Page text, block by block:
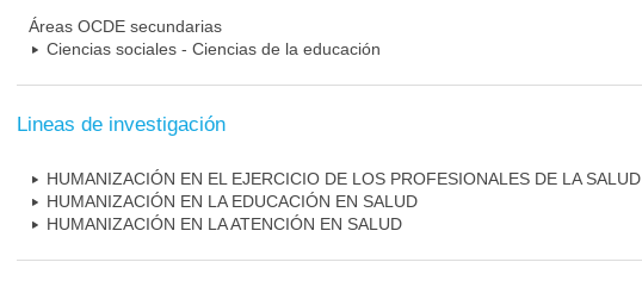
Áreas OCDE secundarias
Ciencias sociales - Ciencias de la educación
Lineas de investigación
HUMANIZACIÓN EN EL EJERCICIO DE LOS PROFESIONALES DE LA SALUD
HUMANIZACIÓN EN LA EDUCACIÓN EN SALUD
HUMANIZACIÓN EN LA ATENCIÓN EN SALUD